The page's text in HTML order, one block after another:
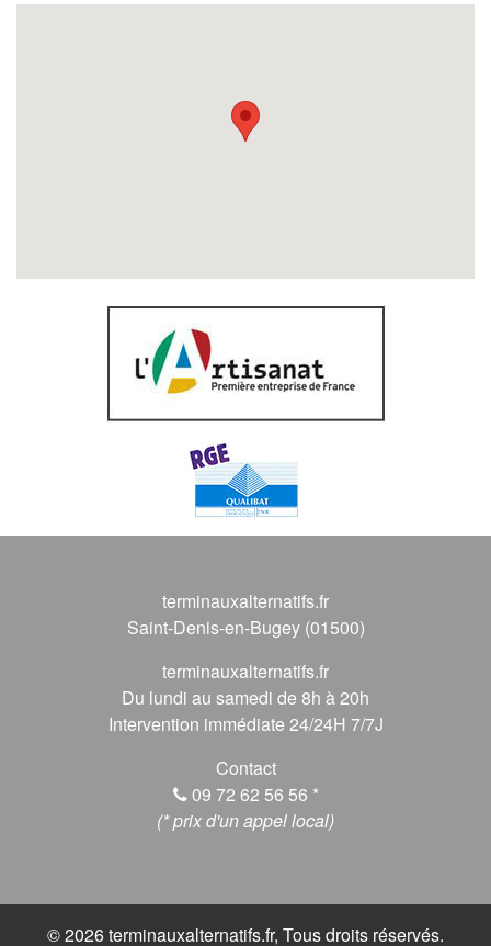
terminauxalternatifs.fr
Saint-Denis-en-Bugey (01500)
terminauxalternatifs.fr
Du lundi au samedi de 8h à 20h
Intervention immédiate 24/24H 7/7J
Contact
09 72 62 56 56 *
(* prix d'un appel local)
© 2026 terminauxalternatifs.fr, Tous droits réservés.